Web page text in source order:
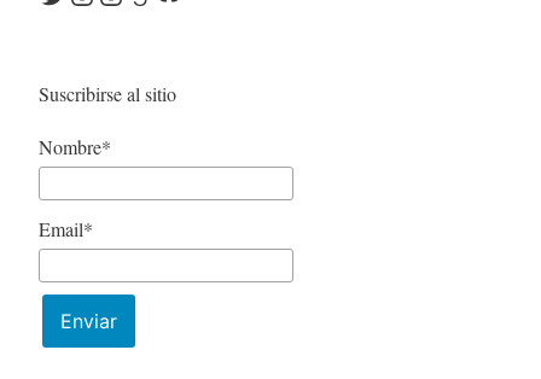
Suscribirse al sitio
Nombre*
Email*